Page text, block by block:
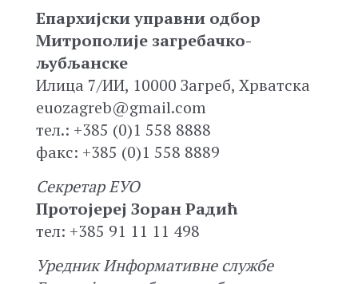
Епархијски управни одбор
Митрополије загребачко-
љубљанске
Илица 7/ИИ, 10000 Загреб, Хрватска
euozagreb@gmail.com
тел.: +385 (0)1 558 8888
факс: +385 (0)1 558 8889
Секретар ЕУО
Протојереј Зоран Радић
тел: +385 91 11 11 498
Уредник Информативне службе